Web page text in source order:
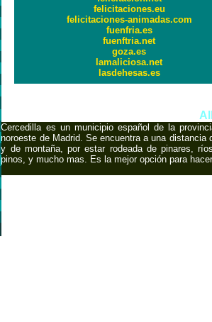
felicitaciones.eu
felicitaciones-animadas.com
fuenfria.es
fuenftria.net
goza.es
lamaliciosa.net
lasdehesas.es
Cercedilla es un municipio español de la
noroeste de Madrid. Se encuentra a una
y de montaña, por estar rodeada de pinares,
pinos, y mucho mas. Es la mejor opción para